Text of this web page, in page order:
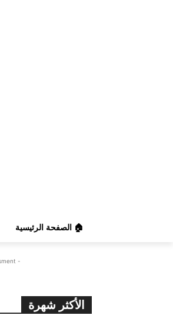
🏠 الصفحة الرئيسية
- Advertisment -
الأكثر شهرة